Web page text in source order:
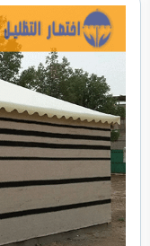
القرميد